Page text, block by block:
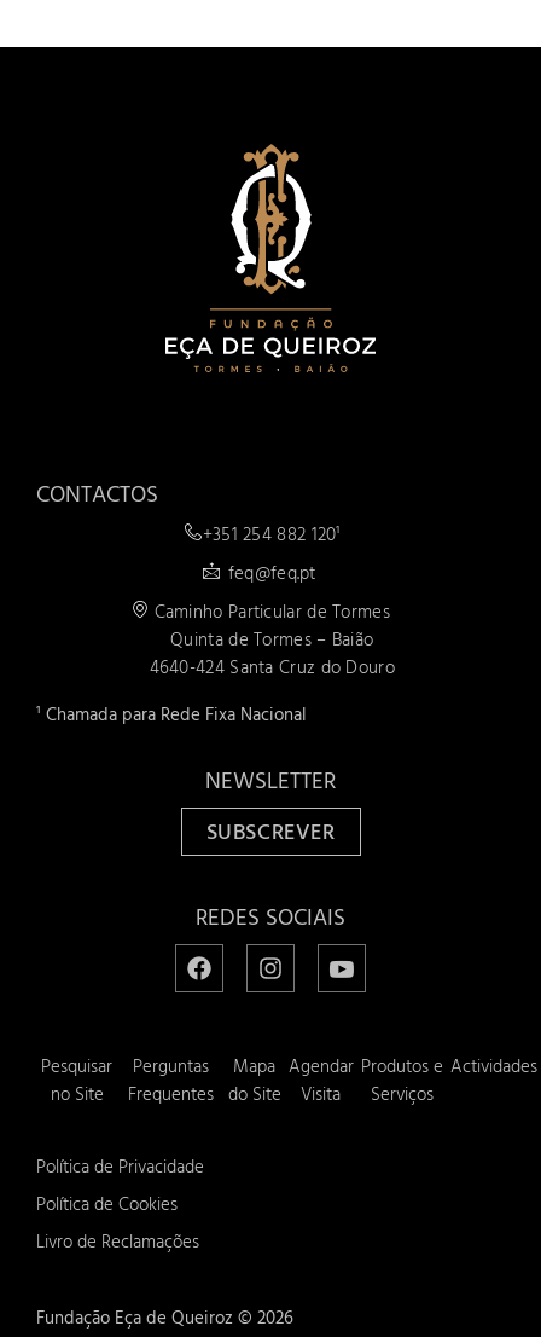
CONTACTOS
+351 254 882 120¹
feq@feq.pt
Caminho Particular de Tormes
Quinta de Tormes – Baião
4640-424 Santa Cruz do Douro
¹ Chamada para Rede Fixa Nacional
NEWSLETTER
SUBSCREVER
REDES SOCIAIS
Pesquisar
no Site
Perguntas
Frequentes
Mapa
do Site
Agendar
Visita
Produtos e
Serviços
Actividades
Política de Privacidade
Política de Cookies
Livro de Reclamações
Fundação Eça de Queiroz © 2026